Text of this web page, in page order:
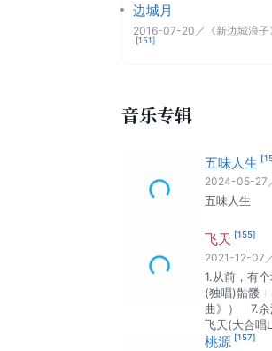
边城月
2016-07-20 ／ 《新边城浪
[151]
音乐专辑
五味人生 [
2024-05-27
五味人生
飞天 [155]
2021-12-07
1.从前，有
(独唱)骷髅
曲》）
7.
飞天(大合唱
桃源 [157]